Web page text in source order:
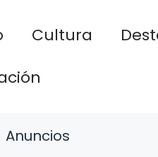
Cultura
Anuncios